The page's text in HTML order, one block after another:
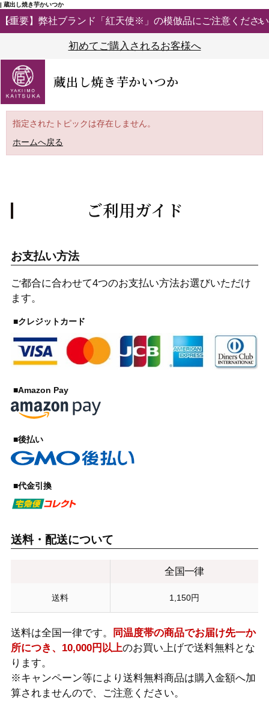
| 蔵出し焼き芋かいつか
【重要】弊社ブランド「紅天使※」の模倣品にご注意ください
初めてご購入されるお客様へ
蔵出し焼き芋かいつか
指定されたトピックは存在しません。
ホームへ戻る
ご利用ガイド
お支払い方法
ご都合に合わせて4つのお支払い方法お選びいただけ
ます。
■クレジットカード
■Amazon Pay
■後払い
■代金引換
送料・配送について
全国一律
送料 1,150円
送料は全国一律です。
同温度帯の商品でお届け先一か
所につき、10,000円以上のお買い上げで送料無料とな
ります。
※キャンペーン等により送料無料商品は購入金額へ加
算されませんので、ご注意ください。